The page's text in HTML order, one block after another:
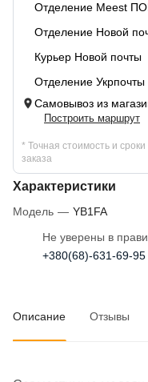
Отделение Meest
Отделение Новой
Курьер Новой почты
Отделение Укрпочты
Самовывоз из
Построить маршрут
* Точная стоимость и
заказа
Характеристики
Модель — YB1FA
Не уверены в
+380(68)-631-69-95
Описание Отзывы